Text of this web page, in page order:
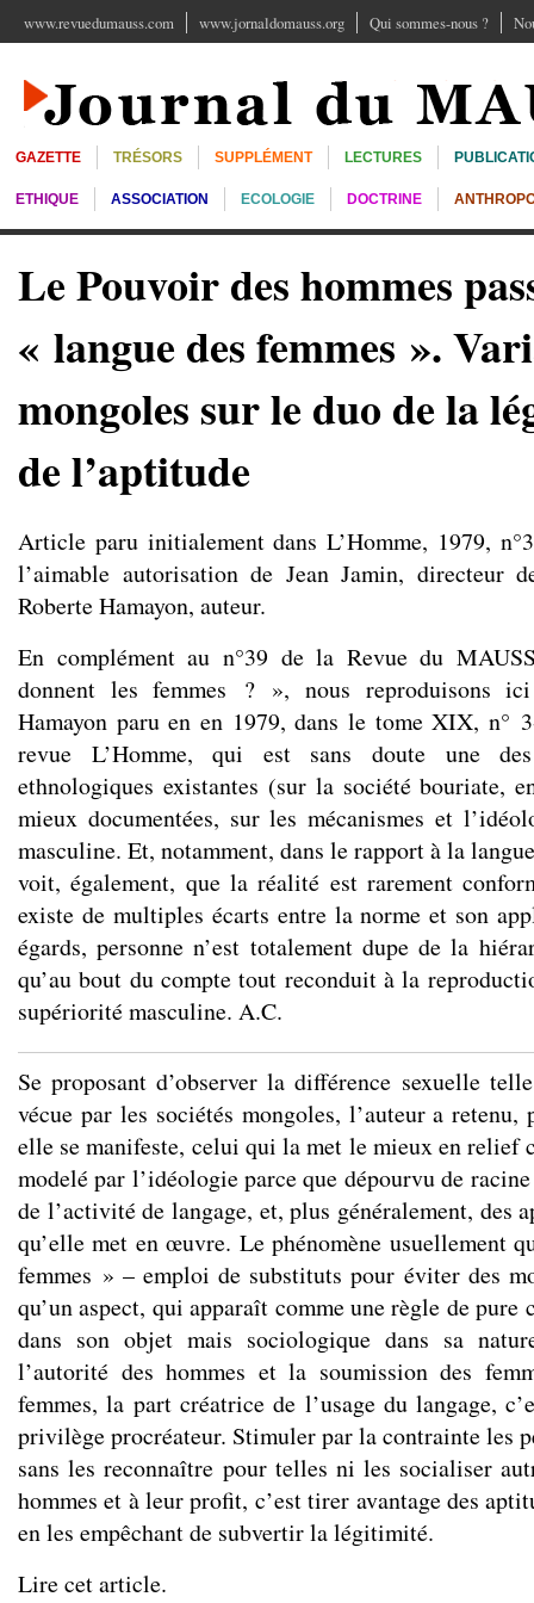
www.revuedumauss.com www.jornaldomauss.org Qui sommes-nous ?
GAZETTE TRÉSORS SUPPLÉMENT LECTURES
ETHIQUE ASSOCIATION ECOLOGIE DOCTRINE
Le Pouvoir des hommes
« langue des femmes ».
mongoles sur le duo de la
de l’aptitude
Article paru initialement dans L’Homme, 1979,
l’aimable autorisation de Jean Jamin, directeur
Roberte Hamayon, auteur.
En complément au n°39 de la Revue du
donnent les femmes ? », nous reproduisons
Hamayon paru en en 1979, dans le tome XIX, n°
revue L’Homme, qui est sans doute une
ethnologiques existantes (sur la société bouriate,
mieux documentées, sur les mécanismes et
masculine. Et, notamment, dans le rapport à la
voit, également, que la réalité est rarement
existe de multiples écarts entre la norme et son
égards, personne n’est totalement dupe de la
qu’au bout du compte tout reconduit à la
supériorité masculine. A.C.
Se proposant d’observer la différence sexuelle
vécue par les sociétés mongoles, l’auteur a retenu,
elle se manifeste, celui qui la met le mieux en relief
modelé par l’idéologie parce que dépourvu de
de l’activité de langage, et, plus généralement, des
qu’elle met en œuvre. Le phénomène usuellement
femmes » – emploi de substituts pour éviter des
qu’un aspect, qui apparaît comme une règle de
dans son objet mais sociologique dans sa
l’autorité des hommes et la soumission des
femmes, la part créatrice de l’usage du langage,
privilège procréateur. Stimuler par la contrainte les
sans les reconnaître pour telles ni les socialiser
hommes et à leur profit, c’est tirer avantage des
en les empêchant de subvertir la légitimité.
Lire cet article.